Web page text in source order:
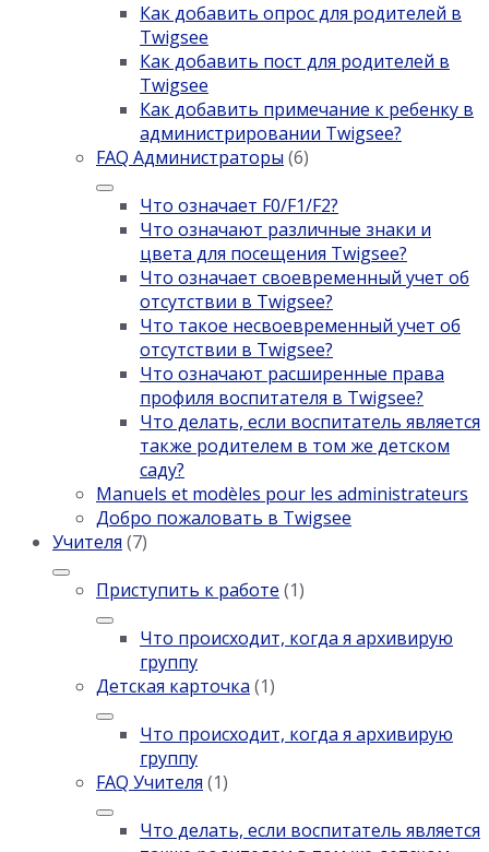
Как добавить опрос для родителей в
Twigsee
Как добавить пост для родителей в
Twigsee
Как добавить примечание к ребенку в
администрировании Twigsee?
FAQ Администраторы (6)
Что означает F0/F1/F2?
Что означают различные знаки и
цвета для посещения Twigsee?
Что означает своевременный учет об
отсутствии в Twigsee?
Что такое несвоевременный учет об
отсутствии в Twigsee?
Что означают расширенные права
профиля воспитателя в Twigsee?
Что делать, если воспитатель является
также родителем в том же детском
саду?
Manuels et modèles pour les administrateurs
Добро пожаловать в Twigsee
Учителя (7)
Приступить к работе (1)
Что происходит, когда я архивирую
группу
Детская карточка (1)
Что происходит, когда я архивирую
группу
FAQ Учителя (1)
Что делать, если воспитатель является